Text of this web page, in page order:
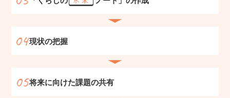
現状の把握
将来に向けた課題の共有